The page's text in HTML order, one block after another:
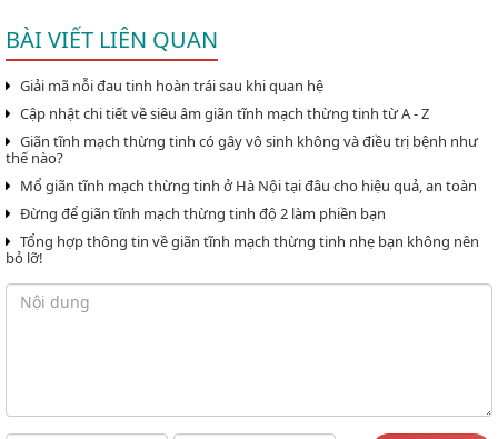
BÀI VIẾT LIÊN QUAN
Giải mã nỗi đau tinh hoàn trái sau khi quan hệ
Cập nhật chi tiết về siêu âm giãn tĩnh mạch thừng tinh từ A - Z
Giãn tĩnh mạch thừng tinh có gây vô sinh không và điều trị bệnh như
thế nào?
Mổ giãn tĩnh mạch thừng tinh ở Hà Nội tại đâu cho hiệu quả, an toàn
Đừng để giãn tĩnh mạch thừng tinh độ 2 làm phiền bạn
Tổng hợp thông tin về giãn tĩnh mạch thừng tinh nhẹ bạn không nên
bỏ lỡ!